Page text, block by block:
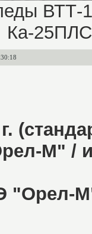
ВТТ-1
Ка-
М" /
"Орел-